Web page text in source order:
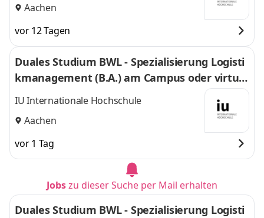
Aachen
vor 12 Tagen
Duales Studium BWL - Spezialisierung Logisti
kmanagement (B.A.) am Campus oder virtuel
l
IU Internationale Hochschule
Aachen
vor 1 Tag
Jobszu dieser Suche per Mail erhalten
Duales Studium BWL - Spezialisierung Logisti